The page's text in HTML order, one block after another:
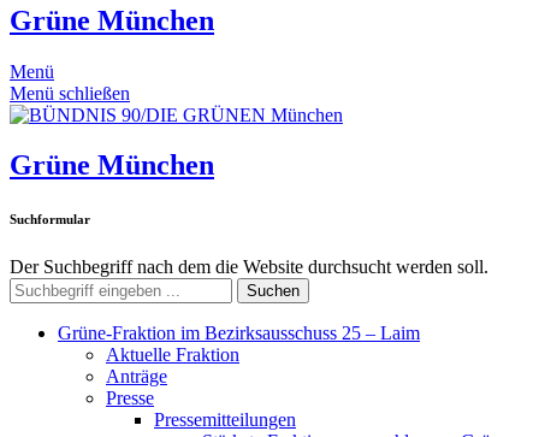
Grüne München
Menü
Menü schließen
Grüne München
Suchformular
Der Suchbegriff nach dem die Website durchsucht werden soll.
Suchen
Grüne-Fraktion im Bezirksausschuss 25 – Laim
Aktuelle Fraktion
Anträge
Presse
Pressemitteilungen